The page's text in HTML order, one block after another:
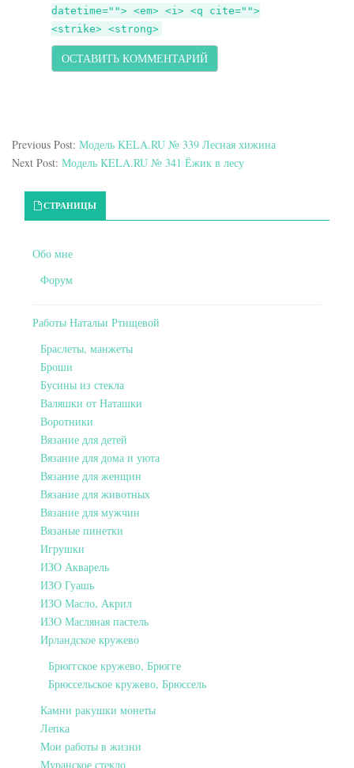
datetime=""> <em> <i> <q cite="">
<strike> <strong>
Previous Post: Модель KELA.RU № 339 Лесная хижина
Next Post: Модель KELA.RU № 341 Ёжик в лесу
Primary Sidebar
СТРАНИЦЫ
Обо мне
Форум
Работы Натальи Ртищевой
Браслеты, манжеты
Броши
Бусины из стекла
Валяшки от Наташки
Воротники
Вязание для детей
Вязание для дома и уюта
Вязание для женщин
Вязание для животных
Вязание для мужчин
Вязаные пинетки
Игрушки
ИЗО Акварель
ИЗО Гуашь
ИЗО Масло, Акрил
ИЗО Масляная пастель
Ирландское кружево
Брюггское кружево, Брюгге
Брюссельское кружево, Брюссель
Камни ракушки монеты
Лепка
Мои работы в жизни
Муранское стекло